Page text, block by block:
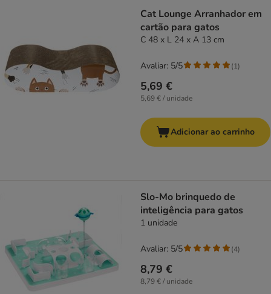
Cat Lounge Arranhador em
cartão para gatos
C 48 x L 24 x A 13 cm
5,69 €
5,69 € / unidade
Avaliar: 5/5 (1)
Adicionar ao carrinho
Slo-Mo brinquedo de
inteligência para gatos
1 unidade
8,79 €
8,79 € / unidade
Avaliar: 5/5 (4)